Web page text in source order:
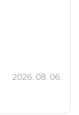
2026. 08. 06.